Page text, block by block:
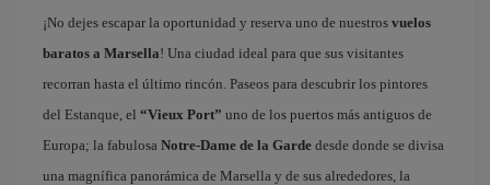
¡No dejes escapar la oportunidad y reserva uno de nuestros vuelos
baratos a Marsella! Una ciudad ideal para que sus visitantes
recorran hasta el último rincón. Paseos para descubrir los pintores
del Estanque, el “Vieux Port” uno de los puertos más antiguos de
Europa; la fabulosa Notre-Dame de la Garde desde donde se divisa
una magnífica panorámica de Marsella y de sus alrededores, la